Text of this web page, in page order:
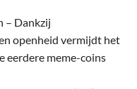
– Dankzij
openheid vermijdt het
eerdere meme-coins